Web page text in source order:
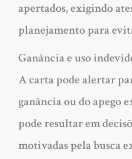
apertados, exigindo
planejamento para
Ganância e uso
A carta pode alertar
ganância ou do apego
pode resultar em
motivadas pela busca